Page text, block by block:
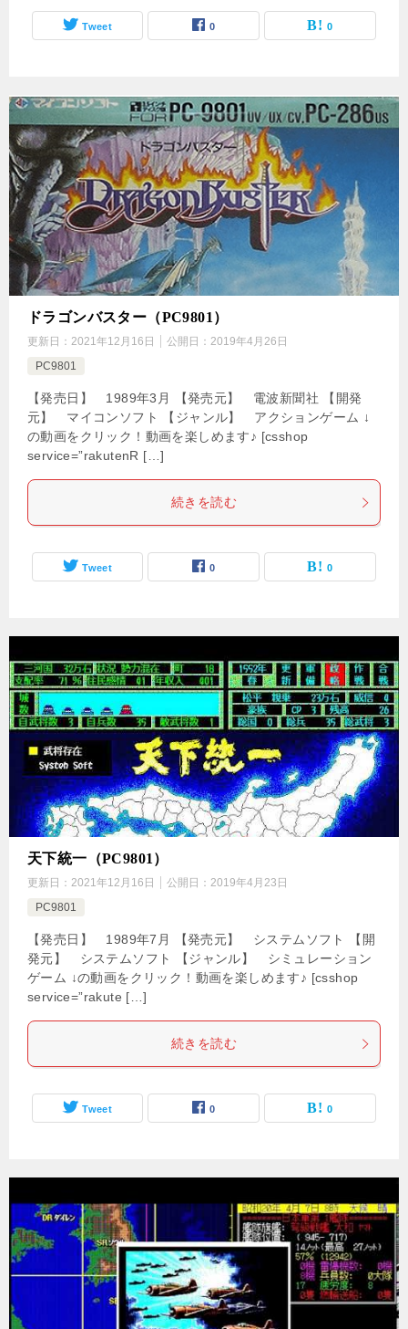
Tweet 0 0
ドラゴンバスター（PC9801）
更新日： 2021年12月16日 公開日： 2019年4月26日
PC9801
【発売日】 1989年3月 【発売元】 電波新聞社 【開発
元】 マイコンソフト 【ジャンル】 アクションゲーム ↓
の動画をクリック！動画を楽しめます♪ [csshop
service=”rakutenR […]
続きを読む
Tweet 0 0
天下統一（PC9801）
更新日： 2021年12月16日 公開日： 2019年4月23日
PC9801
【発売日】 1989年7月 【発売元】 システムソフト 【開
発元】 システムソフト 【ジャンル】 シミュレーション
ゲーム ↓の動画をクリック！動画を楽しめます♪ [csshop
service=”rakute […]
続きを読む
Tweet 0 0